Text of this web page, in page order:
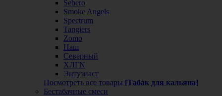
Sebero
Smoke Angels
Spectrum
Tangiers
Zomo
Наш
Северный
ХЛГN
Энтузиаст
Посмотреть все товары [Табак для кальяна]
Бестабачные смеси